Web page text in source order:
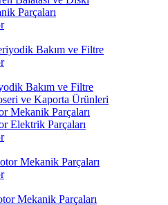
Parçaları
Bakım ve Filtre
Bakım ve Filtre
ve Kaporta Ürünleri
Mekanik Parçaları
Elektrik Parçaları
Mekanik Parçaları
Mekanik Parçaları